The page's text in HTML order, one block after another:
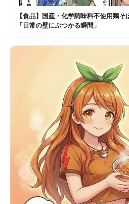
【食品】国産・化学調味料不使用鶏
「日常の壁にぶつかる瞬間」